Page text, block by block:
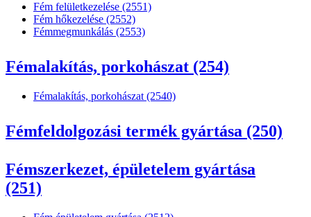
Fém felületkezelése (2551)
Fém hőkezelése (2552)
Fémmegmunkálás (2553)
Fémalakítás, porkohászat (254)
Fémalakítás, porkohászat (2540)
Fémfeldolgozási termék gyártása (250)
Fémszerkezet, épületelem gyártása
(251)